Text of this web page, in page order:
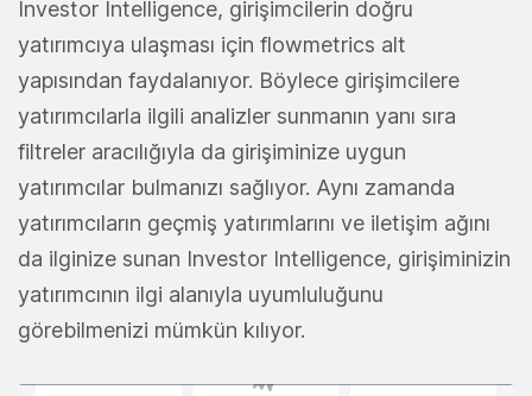
Investor Intelligence, girişimcilerin doğru
yatırımcıya ulaşması için flowmetrics alt
yapısından faydalanıyor. Böylece girişimcilere
yatırımcılarla ilgili analizler sunmanın yanı sıra
filtreler aracılığıyla da girişiminize uygun
yatırımcılar bulmanızı sağlıyor. Aynı zamanda
yatırımcıların geçmiş yatırımlarını ve iletişim ağını
da ilginize sunan Investor Intelligence, girişiminizin
yatırımcının ilgi alanıyla uyumluluğunu
görebilmenizi mümkün kılıyor.